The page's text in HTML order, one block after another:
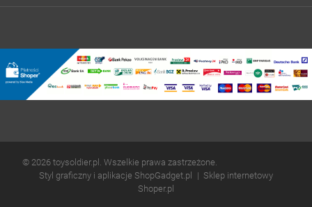
© 2026 toysoldier.pl. Wszelkie prawa zastrzeżone.
Styl graficzny i aplikacje ShopGadget.pl
Sklep internetowy
Shoper.pl